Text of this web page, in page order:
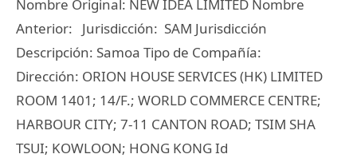
Nombre Original: NEW IDEA LIMITED Nombre
Anterior: Jurisdicción: SAM Jurisdicción
Descripción: Samoa Tipo de Compañía:
Dirección: ORION HOUSE SERVICES (HK) LIMITED
ROOM 1401; 14/F.; WORLD COMMERCE CENTRE;
HARBOUR CITY; 7-11 CANTON ROAD; TSIM SHA
TSUI; KOWLOON; HONG KONG Id